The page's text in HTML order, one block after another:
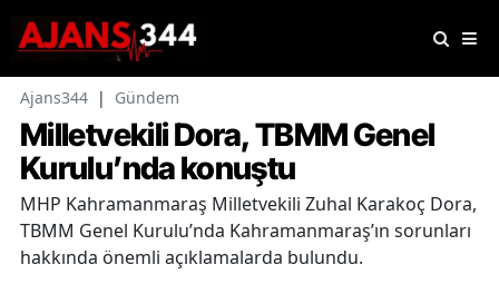
Ajans344 | Gündem
Milletvekili Dora, TBMM Genel
Kurulu’nda konuştu
MHP Kahramanmaraş Milletvekili Zuhal Karakoç Dora,
TBMM Genel Kurulu’nda Kahramanmaraş’ın sorunları
hakkında önemli açıklamalarda bulundu.